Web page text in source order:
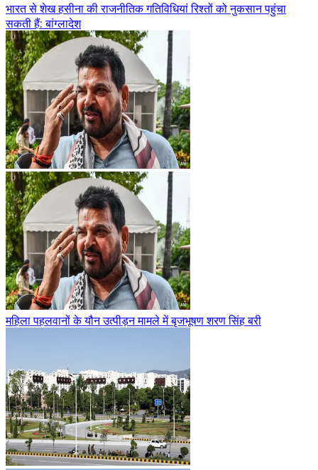
भारत से शेख हसीना की राजनीतिक गतिविधियां रिश्तों को नुकसान पहुंचा
सकती हैं: बांग्लादेश
महिला पहलवानों के यौन उत्पीड़न मामले में बृजभूषण शरण सिंह बरी